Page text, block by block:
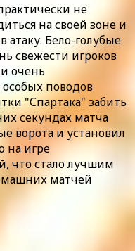
не
на своей зоне и
атаку. Бело-голубые
свежести игроков
очень
поводов
"Спартака" забить
секундах матча
ворота и установил
на игре
что стало лучшим
матчей